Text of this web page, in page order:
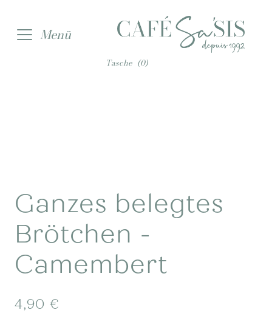
Navigation
InhaltMenü
Tasche (0)
Ganzes belegtes
Brötchen -
Camembert
4,90 €